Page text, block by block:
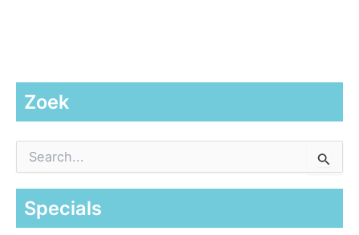
Zoek
a
Specials